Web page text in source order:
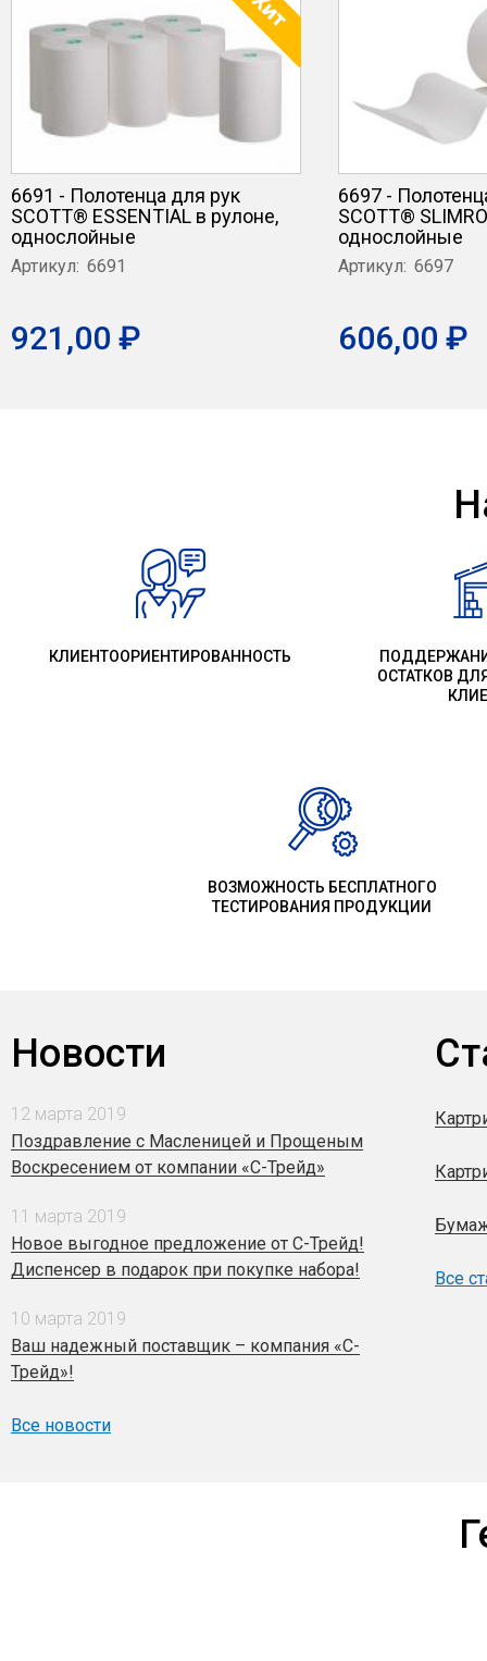
6691 - Полотенца для рук
SCOTT® ESSENTIAL в рулоне,
однослойные
Артикул: 6691
921,00 ₽
6697 -
SCOTT®
однослойные
Артикул: 6697
606,00 ₽
КЛИЕНТООРИЕНТИРОВАННОСТЬ
ОСТАТКОВ
ВОЗМОЖНОСТЬ БЕСПЛАТНОГО
ТЕСТИРОВАНИЯ ПРОДУКЦИИ
Новости
12 марта 2019
Поздравление с Масленицей и Прощеным
Воскресением от компании «С-Трейд»
11 марта 2019
Новое выгодное предложение от С-Трейд!
Диспенсер в подарок при покупке набора!
10 марта 2019
Ваш надежный поставщик – компания «С-
Трейд»!
Все новости
Все